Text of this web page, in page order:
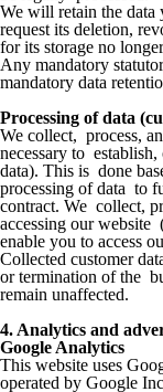
We will retain the
request its deletion,
for its storage no
Any mandatory
mandatory data
Processing of data
We collect, process,
necessary to
data). This is done
processing of data to
contract. We collect,
accessing our website
enable you to access
Collected customer
or termination of the
remain unaffected.
4. Analytics and
Google Analytics
This website uses
operated by Google